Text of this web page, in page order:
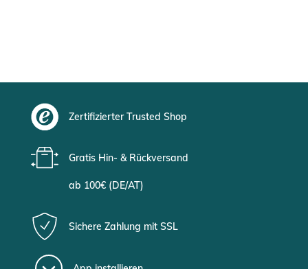
Zertifizierter Trusted Shop
Gratis Hin- & Rückversand
ab 100€ (DE/AT)
Sichere Zahlung mit SSL